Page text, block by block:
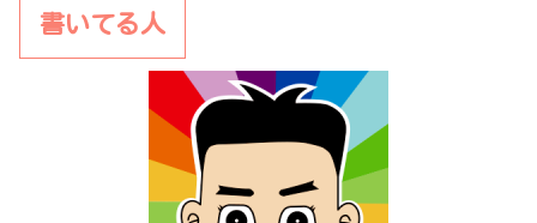
書いてる人